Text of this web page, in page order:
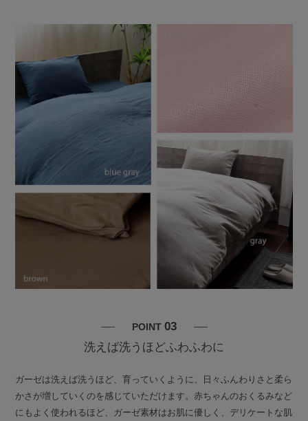
POINT 03
洗えば洗うほどふわふわに
ガーゼは洗えば洗うほど、育っていくように、日々ふんわりさと柔ら
かさが増していくのを感じていただけます。赤ちゃんのおくるみなど
にもよく使われるほど、ガーゼ素材はお肌に優しく、デリケートな肌